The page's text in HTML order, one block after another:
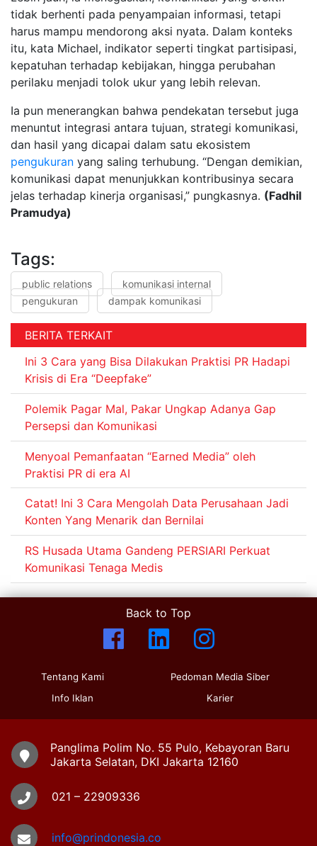
tidak berhenti pada penyampaian informasi, tetapi
harus mampu mendorong aksi nyata. Dalam konteks
itu, kata Michael, indikator seperti tingkat partisipasi,
kepatuhan terhadap kebijakan, hingga perubahan
perilaku menjadi tolok ukur yang lebih relevan.
Ia pun menerangkan bahwa pendekatan tersebut juga
menuntut integrasi antara tujuan, strategi komunikasi,
dan hasil yang dicapai dalam satu ekosistem
pengukuran yang saling terhubung. “Dengan demikian,
komunikasi dapat menunjukkan kontribusinya secara
jelas terhadap kinerja organisasi,” pungkasnya. (Fadhil
Pramudya)
Tags:
public relations
komunikasi internal
pengukuran
dampak komunikasi
BERITA TERKAIT
Ini 3 Cara yang Bisa Dilakukan Praktisi PR Hadapi
Krisis di Era “Deepfake”
Polemik Pagar Mal, Pakar Ungkap Adanya Gap
Persepsi dan Komunikasi
Menyoal Pemanfaatan “Earned Media” oleh
Praktisi PR di era AI
Catat! Ini 3 Cara Mengolah Data Perusahaan Jadi
Konten Yang Menarik dan Bernilai
RS Husada Utama Gandeng PERSIARI Perkuat
Komunikasi Tenaga Medis
Back to Top
Tentang Kami
Info Iklan
Pedoman Media Siber
Karier
Panglima Polim No. 55 Pulo, Kebayoran Baru
Jakarta Selatan, DKI Jakarta 12160
021 – 22909336
info@prindonesia.co